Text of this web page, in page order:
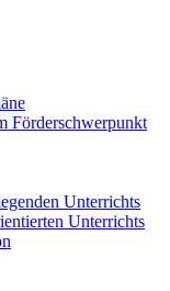
Förderschwerpunkt
Unterrichts
Unterrichts